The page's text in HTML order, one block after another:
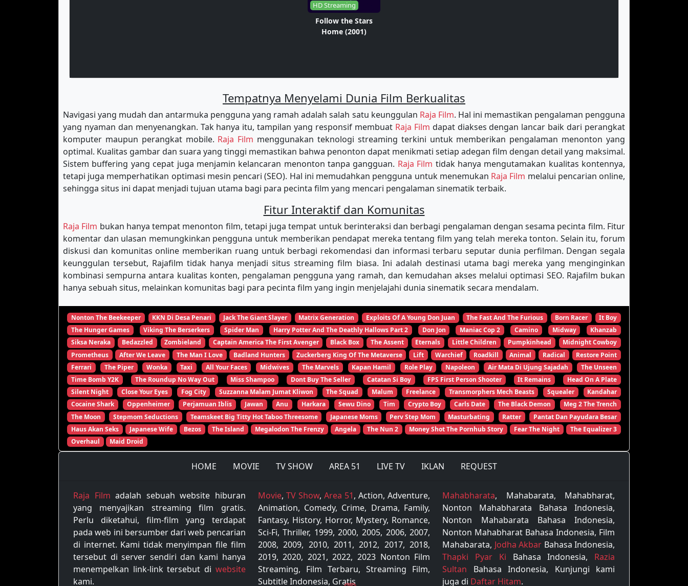
HD Streaming
Follow the Stars
Home (2001)
Tempatnya Menyelami Dunia Film Berkualitas
Navigasi yang mudah dan antarmuka pengguna yang ramah adalah salah satu keunggulan Raja Film. Hal ini memastikan pengalaman pengguna
yang nyaman dan menyenangkan. Tak hanya itu, tampilan yang responsif membuat Raja Film dapat diakses dengan lancar baik dari perangkat
komputer maupun perangkat mobile. Raja Film menggunakan teknologi streaming terkini untuk memberikan pengalaman menonton yang
optimal. Kualitas gambar dan suara yang tinggi memastikan bahwa penonton dapat menikmati setiap adegan film dengan detail yang maksimal.
Sistem buffering yang cepat juga menjamin kelancaran menonton tanpa gangguan. Raja Film tidak hanya mengutamakan kualitas kontennya,
tetapi juga memperhatikan optimasi mesin pencari (SEO). Hal ini memudahkan pengguna untuk menemukan Raja Film melalui pencarian online,
sehingga situs ini dapat menjadi tujuan utama bagi para pecinta film yang mencari pengalaman sinematik terbaik.
Fitur Interaktif dan Komunitas
Raja Film bukan hanya tempat menonton film, tetapi juga tempat untuk berinteraksi dan berbagi pengalaman dengan sesama pecinta film. Fitur
komentar dan ulasan memungkinkan pengguna untuk memberikan pendapat mereka tentang film yang telah mereka tonton. Selain itu, forum
diskusi dan komunitas online memberikan ruang untuk berbagi rekomendasi dan informasi terbaru seputar dunia perfilman. Dengan segala
keunggulan tersebut, Rajafilm tidak hanya menjadi situs streaming film biasa. Ini adalah destinasi utama bagi mereka yang menginginkan
kombinasi sempurna antara kualitas konten, pengalaman pengguna yang ramah, dan kemudahan akses melalui optimasi SEO. Rajafilm bukan
hanya sebuah situs, melainkan komunitas bagi para pecinta film yang ingin menjelajahi dunia sinematik secara mendalam.
Nonton The Beekeeper KKN Di Desa Penari Jack The Giant Slayer Matrix Generation Exploits Of A Young Don Juan The Fast And The Furious Born Racer
It Boy
The Hunger Games
Viking The Berserkers Spider Man Harry Potter And The Deathly Hallows Part 2 Don Jon Maniac Cop 2 Camino Midway
Khanzab
Siksa Neraka
Bedazzled Zombieland Captain America The First Avenger Black Box The Assent Eternals Little Children Pumpkinhead
Midnight Cowboy
Prometheus
After We Leave The Man I Love Badland Hunters Zuckerberg King Of The Metaverse Lift Warchief Roadkill Animal Radical
Restore Point
Ferrari
The Piper Wonka Taxi All Your Faces Midwives The Marvels Kapan Hamil Role Play Napoleon Air Mata Di Ujung Sajadah
The Unseen
Time Bomb Y2K
The Roundup No Way Out Miss Shampoo Dont Buy The Seller Catatan Si Boy FPS First Person Shooter It Remains
Head On A Plate
Silent Night
Close Your Eyes Fog City Suzzanna Malam Jumat Kliwon The Squad Malum Freelance Transmorphers Mech Beasts Squealer
Kandahar
Cocaine Shark
Oppenheimer Perjamuan Iblis Jawan Anu Harkara Sewu Dino Tim Crypto Boy Carls Date The Black Demon
Meg 2 The Trench
The Moon
Stepmom Seductions Teamskeet Big Titty Hot Taboo Threesome Japanese Moms Perv Step Mom Masturbating Ratter
Pantat Dan Payudara Besar
Haus Akan Seks
Japanese Wife Bezos The Island Megalodon The Frenzy Angela The Nun 2 Money Shot The Pornhub Story Fear The Night
The Equalizer 3
Overhaul
Maid Droid
HOME MOVIE TV SHOW AREA 51 LIVE TV IKLAN REQUEST
Raja Film adalah sebuah website hiburan
yang menyajikan streaming film gratis.
Perlu diketahui, film-film yang terdapat
pada web ini bersumber dari web pencarian
di internet. Kami tidak menyimpan file film
tersebut di server sendiri dan kami hanya
menempelkan link-link tersebut di website
kami.
Movie, TV Show, Area 51, Action, Adventure,
Animation, Comedy, Crime, Drama, Family,
Fantasy, History, Horror, Mystery, Romance,
Sci-Fi, Thriller, 1999, 2000, 2005, 2006, 2007,
2008, 2009, 2010, 2011, 2012, 2017, 2018,
2019, 2020, 2021, 2022, 2023 Nonton Film
Streaming, Film Terbaru, Streaming Film,
Subtitle Indonesia, Gratis
Mahabharata, Mahabarata, Mahabharat,
Nonton Mahabharata Bahasa Indonesia,
Nonton Mahabarata Bahasa Indonesia,
Nonton Mahabharat Bahasa Indonesia, Film
Mahabarata, Jodha Akbar Bahasa Indonesia,
Thapki Pyar Ki Bahasa Indonesia, Razia
Sultan Bahasa Indonesia, Kunjungi kami
juga di Daftar Hitam.